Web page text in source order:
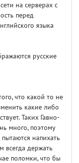
на серверах с
перед
языка
русские
что какой то не
какие либо
Таких Гавно-
много, поэтому
напихать
всегда держать
поломки, что бы